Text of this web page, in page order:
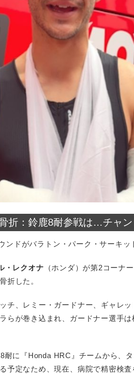
折：鈴鹿8耐参戦は…チャ
ドがバラトン・パーク・サーキッ
・レクオナ （ホンダ）が第2コーナ
折した。
チ、レミー・ガードナー、ギャレッ
らが巻き込まれ、ガードナー選手
に『Honda HRC』チームから、
予定なため、現在、病院で精密検